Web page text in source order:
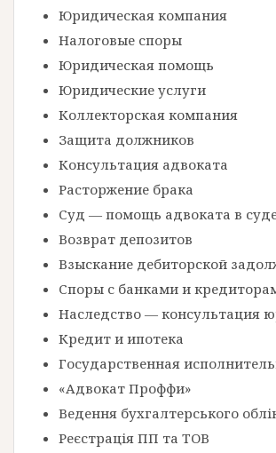
Юридическая компания
Налоговые споры
Юридическая помощь
Юридические услуги
Коллекторская компания
Защита должников
Консультация адвоката
Расторжение брака
Суд — помощь адвоката в
Возврат депозитов
Взыскание дебиторской
Споры с банками и
Наследство — консультация
Кредит и ипотека
Государственная
«Адвокат Проффи»
Ведення бухгалтерського
Реєстрація ПП та ТОВ